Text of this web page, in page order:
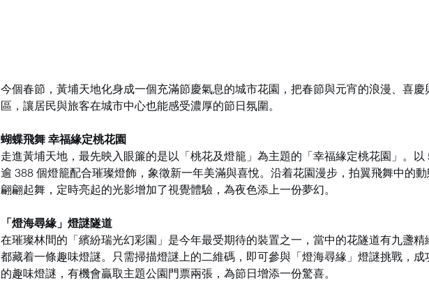
今個春節，黃埔天地化身成一個充滿節慶氣息的城市花園，把春節與元宵的浪漫、喜
區，讓居民與旅客在城市中心也能感受濃厚的節日氛圍。
蝴蝶飛舞 幸福緣定桃花園
走進黃埔天地，最先映入眼簾的是以「桃花及燈籠」為主題的「幸福緣定桃花園」。以
逾 388 個燈籠配合璀璨燈飾，象徵新一年美滿與喜悅。沿着花園漫步，拍翼飛舞中的
翩翩起舞，定時亮起的光影增加了視覺體驗，為夜色添上一份夢幻。
「燈海尋緣」燈謎隧道
在璀璨林間的「繽紛瑞光幻彩園」是今年最受期待的裝置之一，當中的花隧道有九盞
都藏着一條趣味燈謎。只需掃描燈謎上的二維碼，即可參與「燈海尋緣」燈謎挑戰，
的趣味燈謎，有機會贏取主題公園門票兩張，為節日增添一份驚喜。